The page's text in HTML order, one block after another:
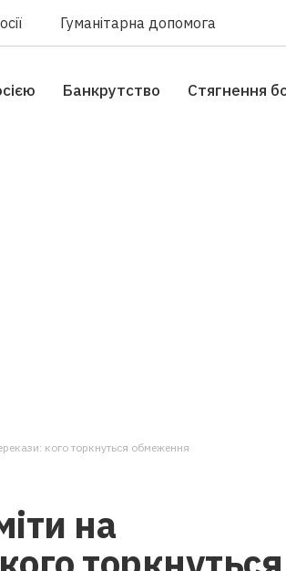
Гуманітарна допомога
Банкрутство Стягнення
кого торкнуться обмеження
на